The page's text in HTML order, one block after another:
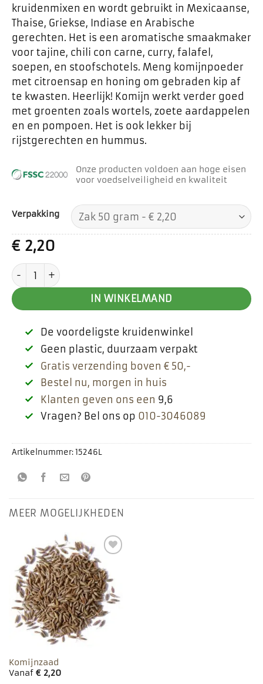
kruidenmixen en wordt gebruikt in Mexicaanse,
Thaise, Griekse, Indiase en Arabische
gerechten. Het is een aromatische smaakmaker
voor tajine, chili con carne, curry, falafel,
soepen, en stoofschotels. Meng komijnpoeder
met citroensap en honing om gebraden kip af
te kwasten. Heerlijk! Komijn werkt verder goed
met groenten zoals wortels, zoete aardappelen
en en pompoen. Het is ook lekker bij
rijstgerechten en hummus.
Onze producten voldoen aan hoge eisen
voor voedselveiligheid en kwaliteit
Verpakking
€2,20
Komijnzaad gemalen aantal
IN WINKELMAND
De voordeligste kruidenwinkel
Geen plastic, duurzaam verpakt
Gratis verzending boven € 50,-
Bestel nu, morgen in huis
Klanten geven ons een 9,6
Vragen? Bel ons op 010-3046089
Artikelnummer:15246L
MEER MOGELIJKHEDEN
Toevoegen
aan
favorieten
Komijnzaad
Vanaf €2,20